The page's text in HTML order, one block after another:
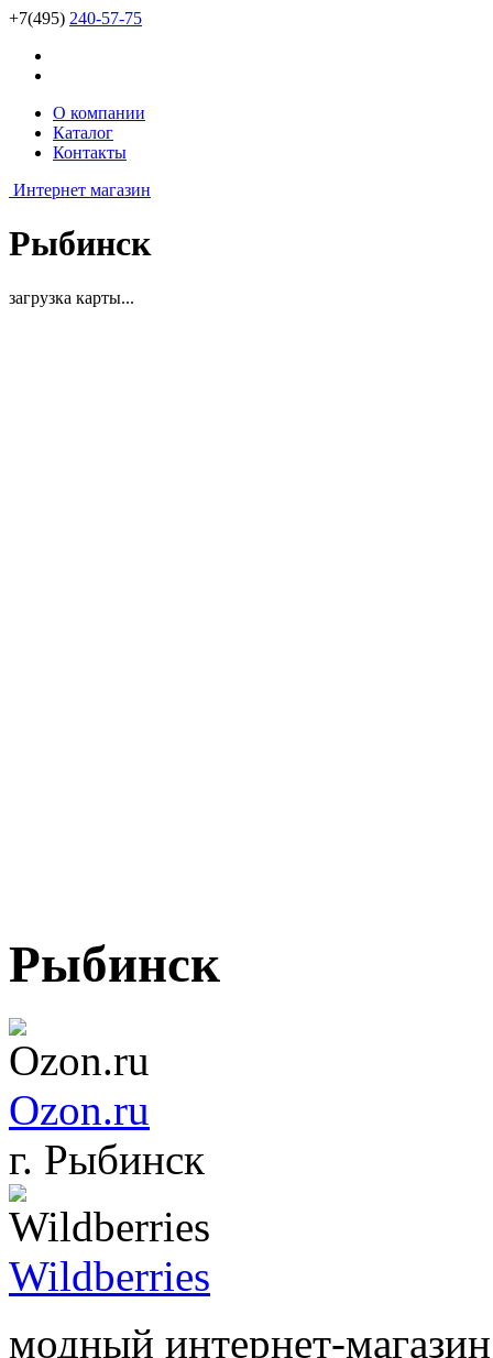
+7(495) 240-57-75
О компании
Каталог
Контакты
Интернет магазин
Рыбинск
загрузка карты...
Рыбинск
Ozon.ru
г. Рыбинск
Wildberries
модный интернет-